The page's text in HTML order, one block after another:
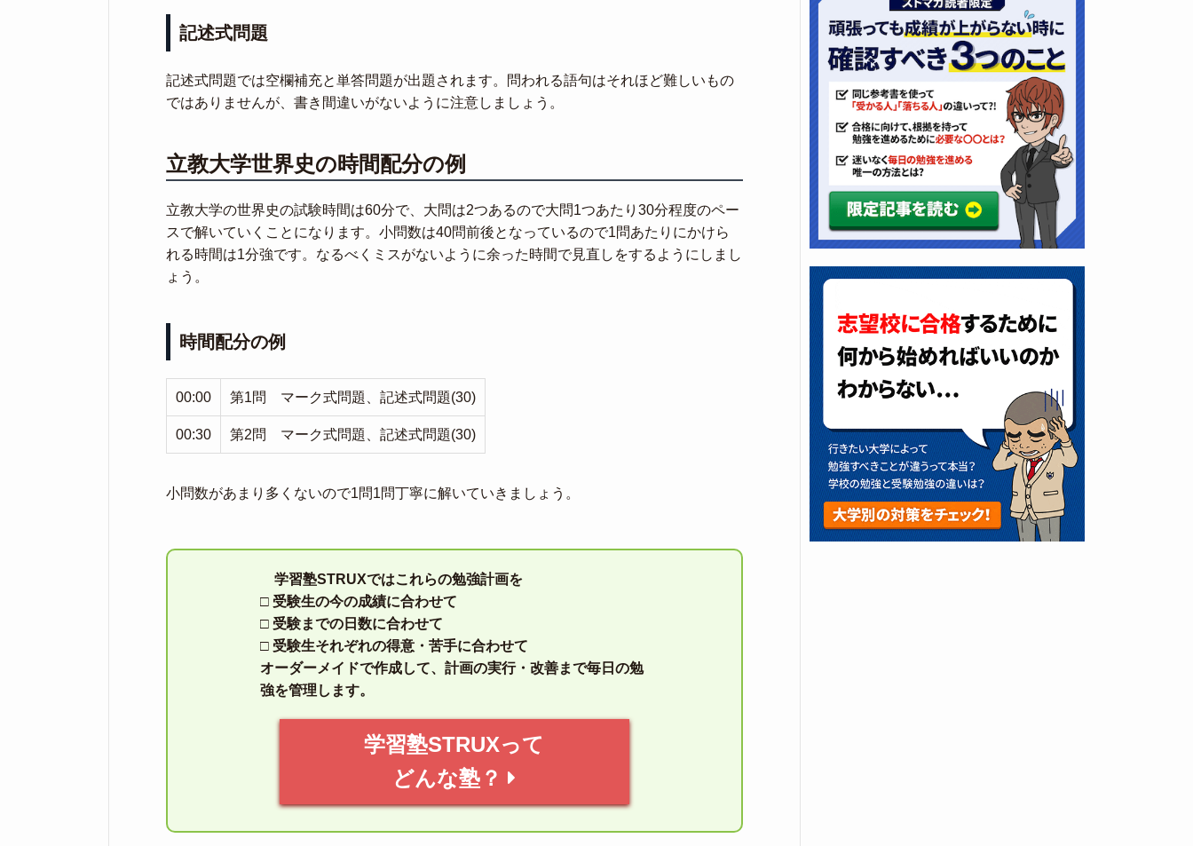
記述式問題
記述式問題では空欄補充と単答問題が出題されます。問われる語句はそれほど難しいもの
ではありませんが、書き間違いがないように注意しましょう。
立教大学世界史の時間配分の例
立教大学の世界史の試験時間は60分で、大問は2つあるので大問1つあたり30分程度のペー
スで解いていくことになります。小問数は40問前後となっているので1問あたりにかけら
れる時間は1分強です。なるべくミスがないように余った時間で見直しをするようにしまし
ょう。
時間配分の例
00:00 第1問 マーク式問題、記述式問題(30)
00:30 第2問 マーク式問題、記述式問題(30)
小問数があまり多くないので1問1問丁寧に解いていきましょう。
学習塾STRUXではこれらの勉強計画を
□ 受験生の今の成績に合わせて
□ 受験までの日数に合わせて
□ 受験生それぞれの得意・苦手に合わせて
オーダーメイドで作成して、計画の実行・改善まで毎日の勉
強を管理します。
学習塾STRUXって
どんな塾？